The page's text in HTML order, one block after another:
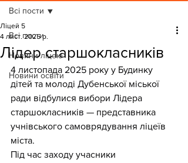
Всі пости
Новини ліцею
Новини освіти
Всі пости
Лідер старшокласників
Ліцей 5
4 лист. 2025 р.
4 листопада 2025 року у Будинку
дітей та молоді Дубенської міської
ради відбулися вибори Лідера
старшокласників — представника
учнівського самоврядування ліцеїв
міста.
Під час заходу учасники